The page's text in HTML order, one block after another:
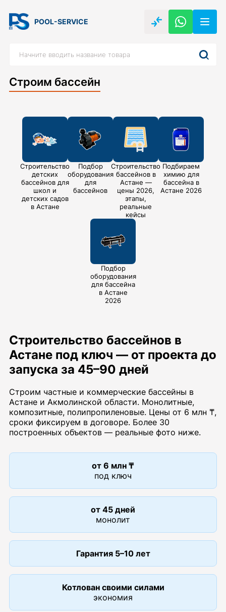
POOL-SERVICE
Строим бассейн
Строительство
детских
бассейнов для
школ и
детских садов
в Астане
Подбор
оборудования
для
бассейнов
Строительство
бассейнов в
Астане —
цены 2026,
этапы,
реальные
кейсы
Подбираем
химию для
бассейна в
Астане 2026
Подбор
оборудования
для бассейна
в Астане
2026
Строительство бассейнов в
Астане под ключ — от проекта до
запуска за 45–90 дней
Строим частные и коммерческие бассейны в
Астане и Акмолинской области. Монолитные,
композитные, полипропиленовые. Цены от 6 млн ₸,
сроки фиксируем в договоре. Более 30
построенных объектов — реальные фото ниже.
от 6 млн ₸
под ключ
от 45 дней
монолит
Гарантия 5–10 лет
Котлован своими силами
экономия